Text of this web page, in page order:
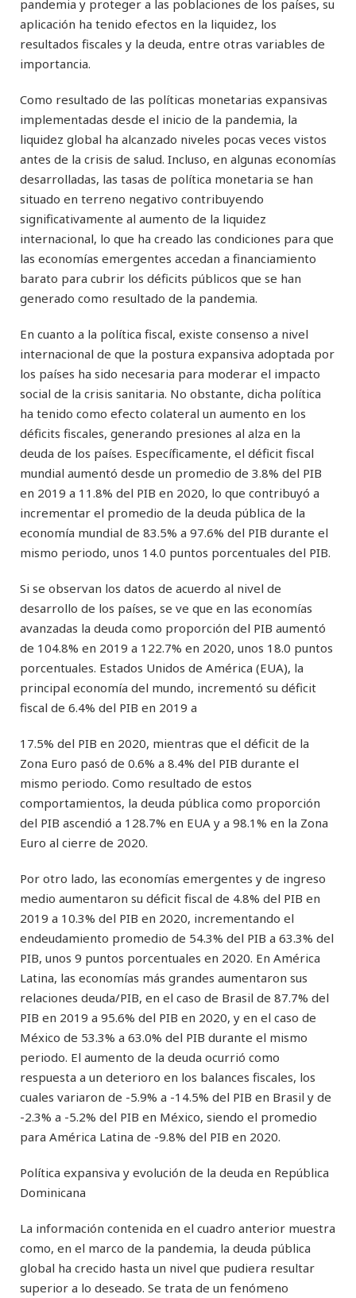
pandemia y proteger a las poblaciones de los países, su
aplicación ha tenido efectos en la liquidez, los
resultados fiscales y la deuda, entre otras variables de
importancia.
Como resultado de las políticas monetarias expansivas
implementadas desde el inicio de la pandemia, la
liquidez global ha alcanzado niveles pocas veces vistos
antes de la crisis de salud. Incluso, en algunas economías
desarrolladas, las tasas de política monetaria se han
situado en terreno negativo contribuyendo
significativamente al aumento de la liquidez
internacional, lo que ha creado las condiciones para que
las economías emergentes accedan a financiamiento
barato para cubrir los déficits públicos que se han
generado como resultado de la pandemia.
En cuanto a la política fiscal, existe consenso a nivel
internacional de que la postura expansiva adoptada por
los países ha sido necesaria para moderar el impacto
social de la crisis sanitaria. No obstante, dicha política
ha tenido como efecto colateral un aumento en los
déficits fiscales, generando presiones al alza en la
deuda de los países. Específicamente, el déficit fiscal
mundial aumentó desde un promedio de 3.8% del PIB
en 2019 a 11.8% del PIB en 2020, lo que contribuyó a
incrementar el promedio de la deuda pública de la
economía mundial de 83.5% a 97.6% del PIB durante el
mismo periodo, unos 14.0 puntos porcentuales del PIB.
Si se observan los datos de acuerdo al nivel de
desarrollo de los países, se ve que en las economías
avanzadas la deuda como proporción del PIB aumentó
de 104.8% en 2019 a 122.7% en 2020, unos 18.0 puntos
porcentuales. Estados Unidos de América (EUA), la
principal economía del mundo, incrementó su déficit
fiscal de 6.4% del PIB en 2019 a
17.5% del PIB en 2020, mientras que el déficit de la
Zona Euro pasó de 0.6% a 8.4% del PIB durante el
mismo periodo. Como resultado de estos
comportamientos, la deuda pública como proporción
del PIB ascendió a 128.7% en EUA y a 98.1% en la Zona
Euro al cierre de 2020.
Por otro lado, las economías emergentes y de ingreso
medio aumentaron su déficit fiscal de 4.8% del PIB en
2019 a 10.3% del PIB en 2020, incrementando el
endeudamiento promedio de 54.3% del PIB a 63.3% del
PIB, unos 9 puntos porcentuales en 2020. En América
Latina, las economías más grandes aumentaron sus
relaciones deuda/PIB, en el caso de Brasil de 87.7% del
PIB en 2019 a 95.6% del PIB en 2020, y en el caso de
México de 53.3% a 63.0% del PIB durante el mismo
periodo. El aumento de la deuda ocurrió como
respuesta a un deterioro en los balances fiscales, los
cuales variaron de -5.9% a -14.5% del PIB en Brasil y de
-2.3% a -5.2% del PIB en México, siendo el promedio
para América Latina de -9.8% del PIB en 2020.
Política expansiva y evolución de la deuda en República
Dominicana
La información contenida en el cuadro anterior muestra
como, en el marco de la pandemia, la deuda pública
global ha crecido hasta un nivel que pudiera resultar
superior a lo deseado. Se trata de un fenómeno